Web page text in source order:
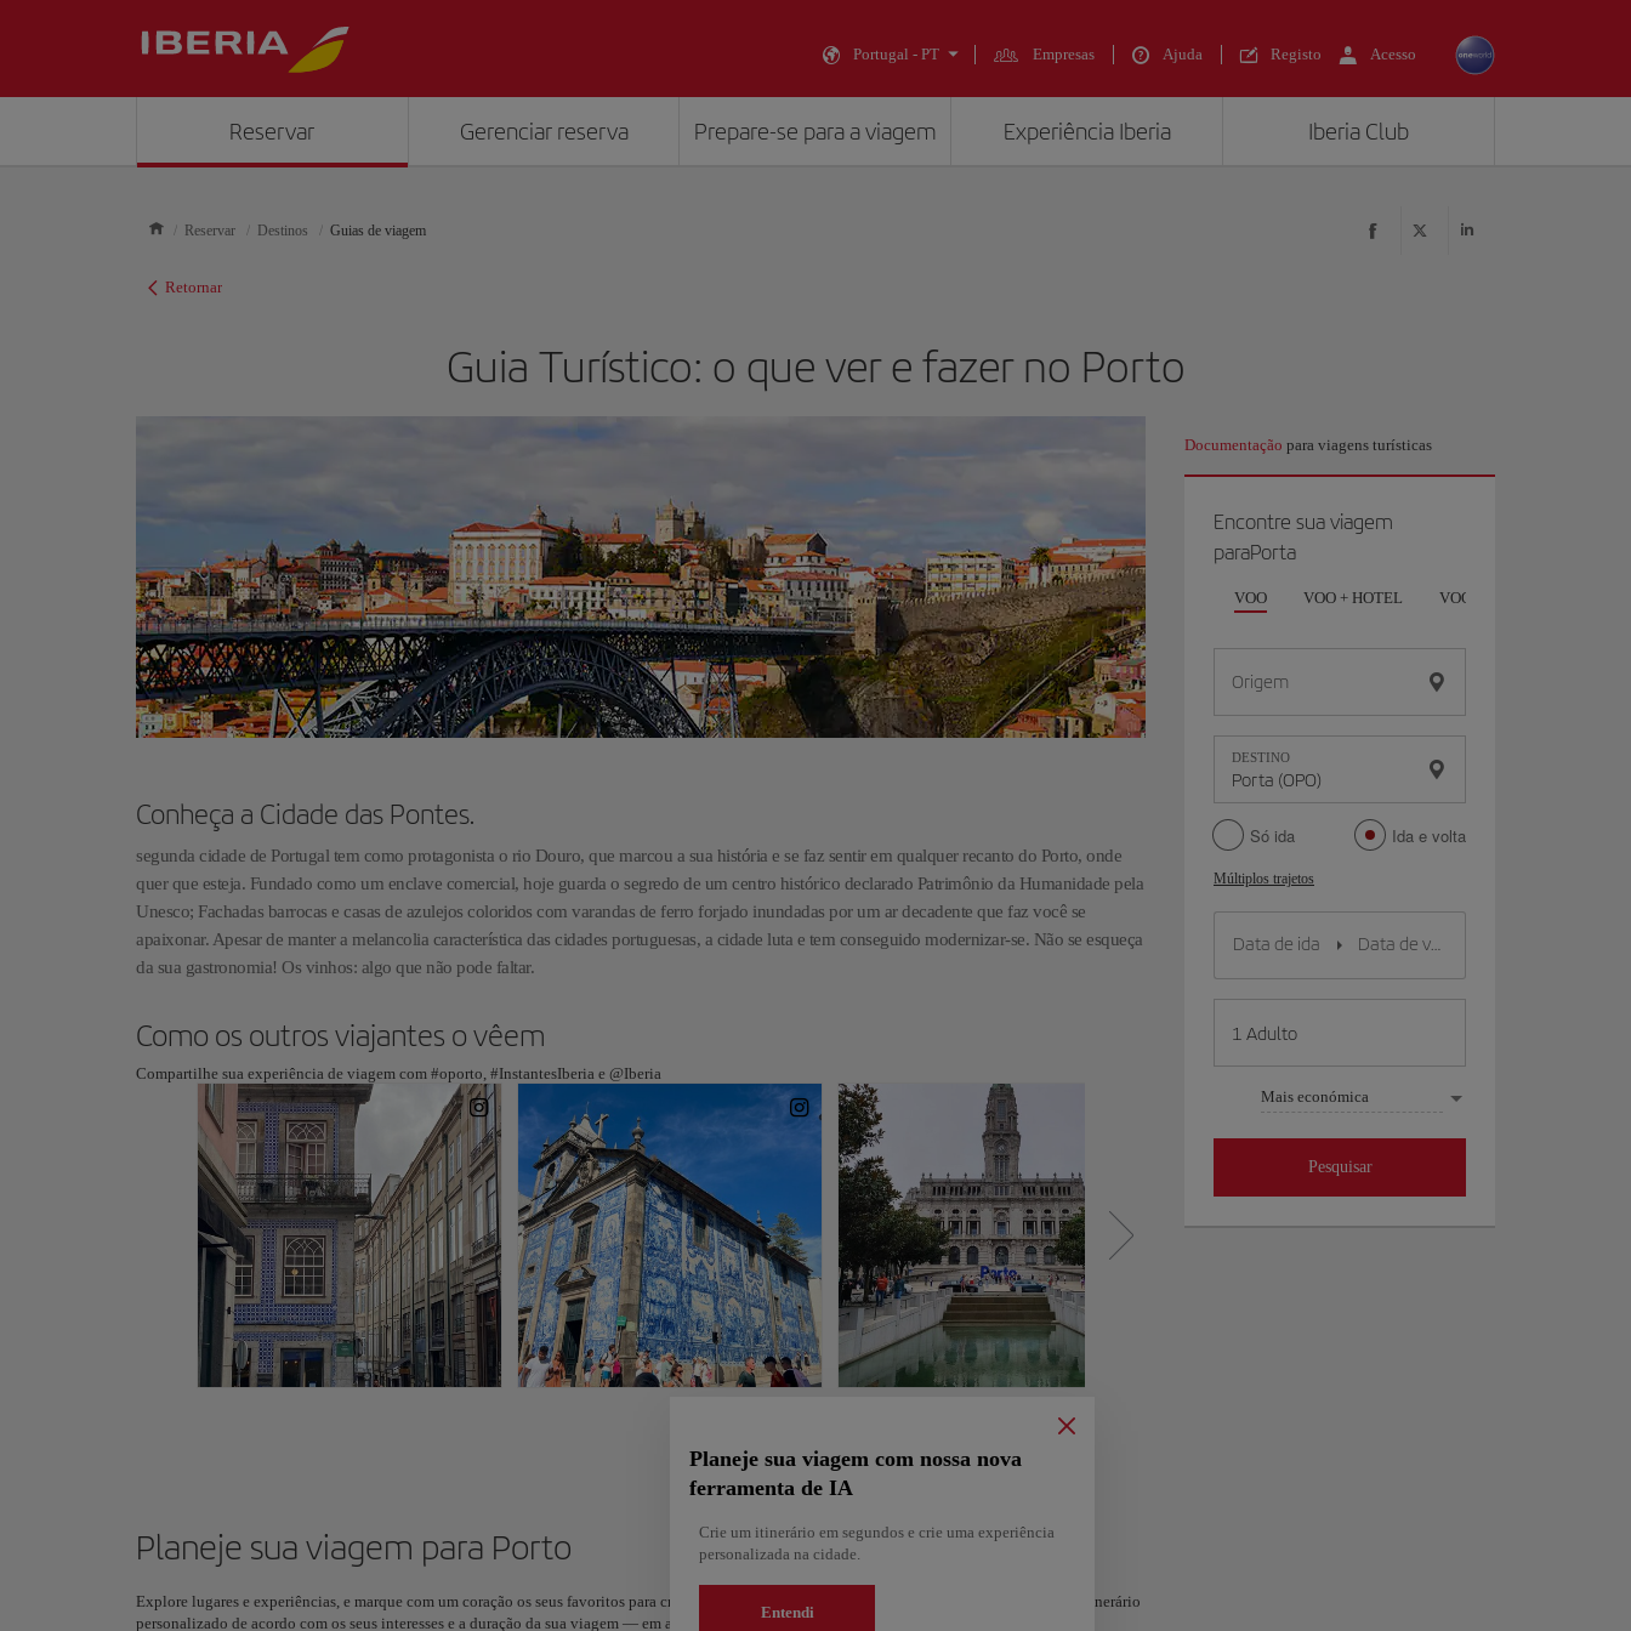
Portugal - PT Empresas Ajuda Registo Acesso
Reservar Gerenciar reserva Prepare-se para a viagem Experiência Iberia Iberia Club
Reservar Destinos Guias de viagem
Retornar
Guia Turístico: o que ver e fazer no Porto
Conheça a Cidade das Pontes.
segunda cidade de Portugal tem como protagonista o rio Douro, que marcou a sua história e se faz sentir em qualquer recanto do Porto, onde
quer que esteja. Fundado como um enclave comercial, hoje guarda o segredo de um centro histórico declarado Patrimônio da Humanidade pela
Unesco; Fachadas barrocas e casas de azulejos coloridos com varandas de ferro forjado inundadas por um ar decadente que faz você se
apaixonar. Apesar de manter a melancolia característica das cidades portuguesas, a cidade luta e tem conseguido modernizar-se. Não se esqueça
da sua gastronomia! Os vinhos: algo que não pode faltar.
Como os outros viajantes o vêem
Compartilhe sua experiência de viagem com #oporto, #InstantesIberia e @Iberia
Planeje sua viagem para Porto
Explore lugares e experiências, e marque com um coração os seus favoritos para criar o seu percurso e partilhá-lo. Quer mais ideias? Obtenha um itinerário
personalizado de acordo com os seus interesses e a duração da sua viagem — em apenas dois passos e disponível no Google Maps.
Planeje sua viagem com nossa nova
ferramenta de IA
Crie um itinerário em segundos e crie uma experiência
personalizada na cidade.
Entendi
Documentação para viagens turísticas
Encontre sua viagem
paraPorta
VOO VOO + HOTEL VOO + CARRO
Origem
DESTINO
Só ida Ida e volta
Múltiplos trajetos
Mais económica
Pesquisar